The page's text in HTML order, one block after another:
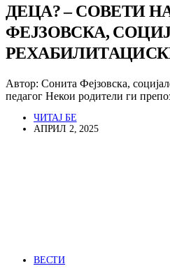
ДЕЦА? – СОВЕТИ
ФЕЈЗОВСКА,
Автор: Сонита Фејзовска,
педагог Некои родители ги
ЧИТАЈ БЕ
АПРИЛ 2, 2025
ВЕСТИ